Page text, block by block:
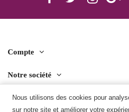
Nous utilisons des cookies pour
sur notre site et améliorer votre
Compte
Notre société
Contact us